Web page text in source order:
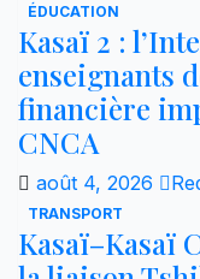
ÉDUCATION
Kasaï 2 :
enseignants
financière
CNCA
août 4, 2026
TRANSPORT
Kasaï–Kasaï